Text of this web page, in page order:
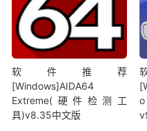
软件推荐
[Windows]AIDA64
Extreme(硬件检测工
具)v8.35中文版